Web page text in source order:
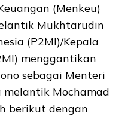
(Menkeu)
Mukhtarudin
(P2MI)/Kepala
menggantikan
sebagai Menteri
melantik Mochamad
berikut dengan